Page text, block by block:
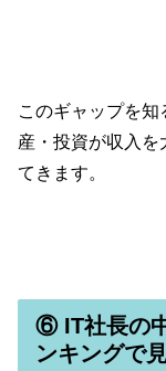
このギャップを
産・投資が収入を
てきます。
⑥ IT社長の
ンキングで